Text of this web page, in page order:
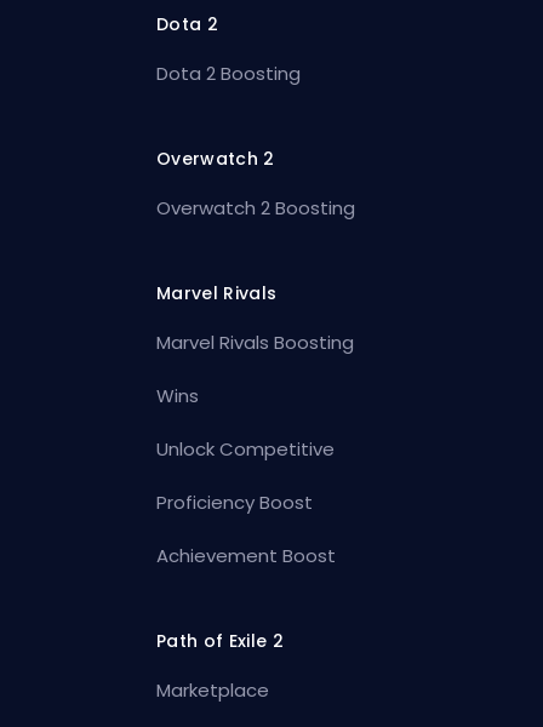
Dota 2
Dota 2 Boosting
Overwatch 2
Overwatch 2 Boosting
Marvel Rivals
Marvel Rivals Boosting
Wins
Unlock Competitive
Proficiency Boost
Achievement Boost
Path of Exile 2
Marketplace